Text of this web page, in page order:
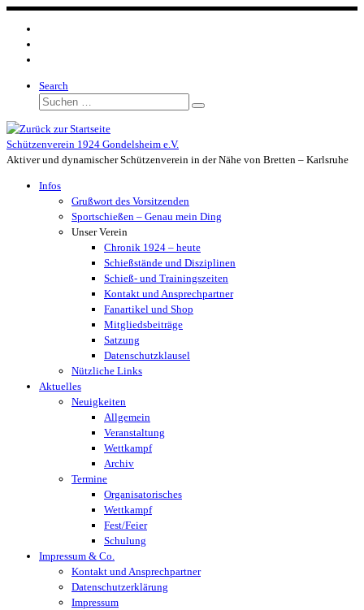
Zum
Inhalt
springen
Search
Suche
Suchen …
Schützenverein 1924 Gondelsheim e.V.
Aktiver und dynamischer Schützenverein in der Nähe von Bretten – Karlsruhe
Infos
Grußwort des Vorsitzenden
Sportschießen – Genau mein Ding
Unser Verein
Chronik 1924 – heute
Schießstände und Disziplinen
Schieß- und Trainingszeiten
Kontakt und Ansprechpartner
Fanartikel und Shop
Mitgliedsbeiträge
Satzung
Datenschutzklausel
Nützliche Links
Aktuelles
Neuigkeiten
Allgemein
Veranstaltung
Wettkampf
Archiv
Termine
Organisatorisches
Wettkampf
Fest/Feier
Schulung
Impressum & Co.
Kontakt und Ansprechpartner
Datenschutzerklärung
Impressum